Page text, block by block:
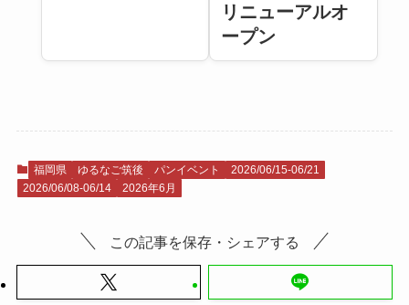
リニューアルオ
ープン
福岡県 ゆるなご筑後 パンイベント
2026/06/15-06/21
2026/06/08-06/14
2026年6月
この記事を保存・シェアする